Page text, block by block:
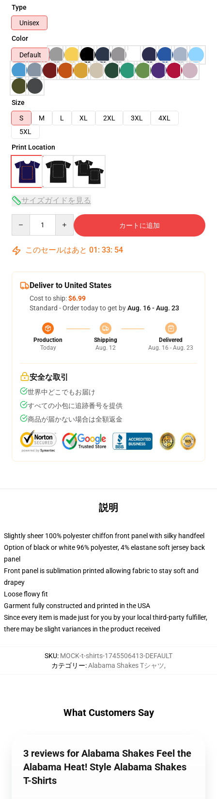
Type
Unisex
Color
Default
Size
S
M L XL 2XL 3XL
4XL
5XL
Print Location
サイズガイドを見る
カートに追加
このセールはあと 01 : 33: 53
Deliver to United States
Cost to ship:$6.99
Standard - Order today to get byAug. 16 - Aug. 23
Production
Today
Shipping
Aug. 12
Delivered
Aug. 16 - Aug. 23
安全な取引
世界中どこでもお届け
すべての小包に追跡番号を提供
商品が届かない場合は全額返金
説明
Slightly sheer 100% polyester chiffon front panel with silky handfeel
Option of black or white 96% polyester, 4% elastane soft jersey back
panel
Front panel is sublimation printed allowing fabric to stay soft and
drapey
Loose flowy fit
Garment fully constructed and printed in the USA
Since every item is made just for you by your local third-party fulfiller,
there may be slight variances in the product received
SKU: MOCK-t-shirts-1745506413-DEFAULT
カテゴリー:Alabama Shakes Tシャツ,
What Customers Say
3 reviews for Alabama Shakes Feel the
Alabama Heat! Style Alabama Shakes
T-Shirts